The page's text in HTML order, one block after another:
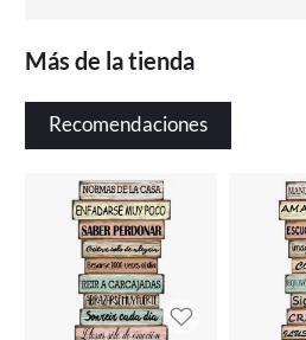
Más de la tienda
Recomendaciones